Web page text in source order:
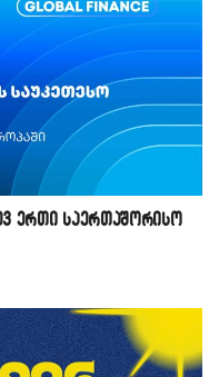
ერთი საერთაშორისო